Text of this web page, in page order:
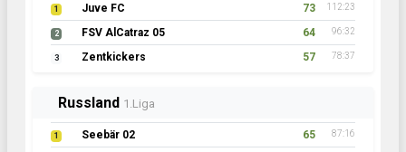
1 Juve FC 73 112:23
2 FSV AlCatraz 05 64 96:32
3 Zentkickers 57 78:37
Russland 1.Liga
1 Seebär 02 65 87:16